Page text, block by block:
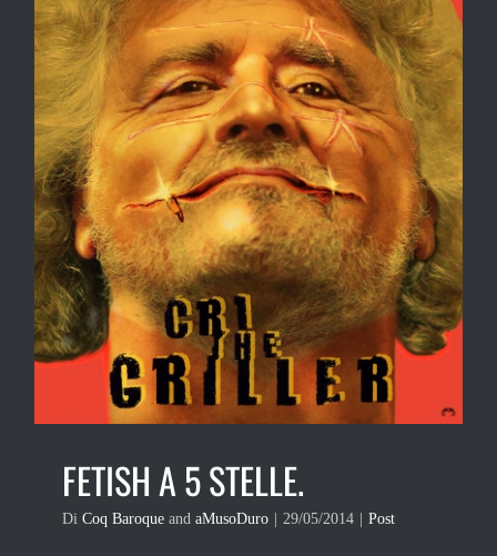
FETISH A 5 STELLE.
Di Coq Baroque and aMusoDuro 29/05/2014 Post